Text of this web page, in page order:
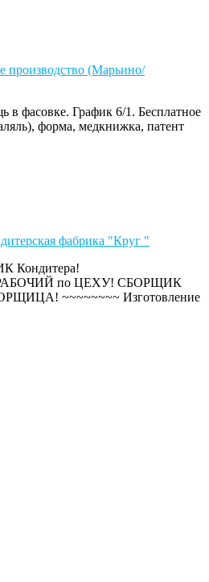
производство (Марьино/
в фасовке. График 6/1. Бесплатное
форма, медкнижка, патент
фабрика "Круг "
по ЦЕХУ! СБОРЩИК
~~~~~~~~ Изготовление